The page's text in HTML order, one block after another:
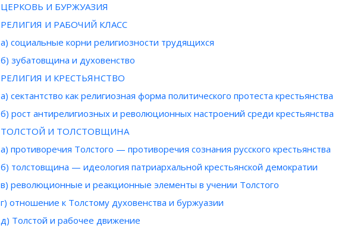
ЦЕРКОВЬ И БУРЖУАЗИЯ
РЕЛИГИЯ И РАБОЧИЙ КЛАСС
а) социальные корни религиозности трудящихся
б) зубатовщина и духовенство
РЕЛИГИЯ И КРЕСТЬЯНСТВО
а) сектантство как религиозная форма политического протеста крестьянства
б) рост антирелигиозных и революционных настроений среди крестьянства
ТОЛСТОЙ И ТОЛСТОВЩИНА
а) противоречия Толстого — противоречия сознания русского крестьянства
б) толстовщина — идеология патриархальной крестьянской демократии
в) революционные и реакционные элементы в учении Толстого
г) отношение к Толстому духовенства и буржуазии
д) Толстой и рабочее движение